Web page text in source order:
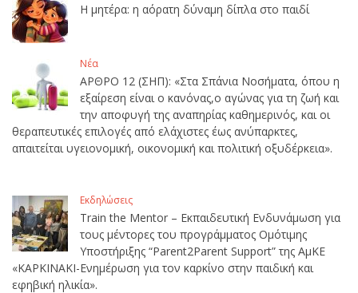
Η μητέρα: η αόρατη δύναμη δίπλα στο παιδί
Νέα
ΑΡΘΡΟ 12 (ΣΗΠ): «Στα Σπάνια Νοσήματα, όπου η
εξαίρεση είναι ο κανόνας,ο αγώνας για τη ζωή και
την αποφυγή της αναπηρίας καθημερινός, και οι
θεραπευτικές επιλογές από ελάχιστες έως ανύπαρκτες,
απαιτείται υγειονομική, οικονομική και πολιτική οξυδέρκεια».
Εκδηλώσεις
Train the Mentor – Εκπαιδευτική Ενδυνάμωση για
τους μέντορες του προγράμματος Ομότιμης
Υποστήριξης “Parent2Parent Support” της ΑμΚΕ
«ΚΑΡΚΙΝΑΚΙ-Ενημέρωση για τον καρκίνο στην παιδική και
εφηβική ηλικία».